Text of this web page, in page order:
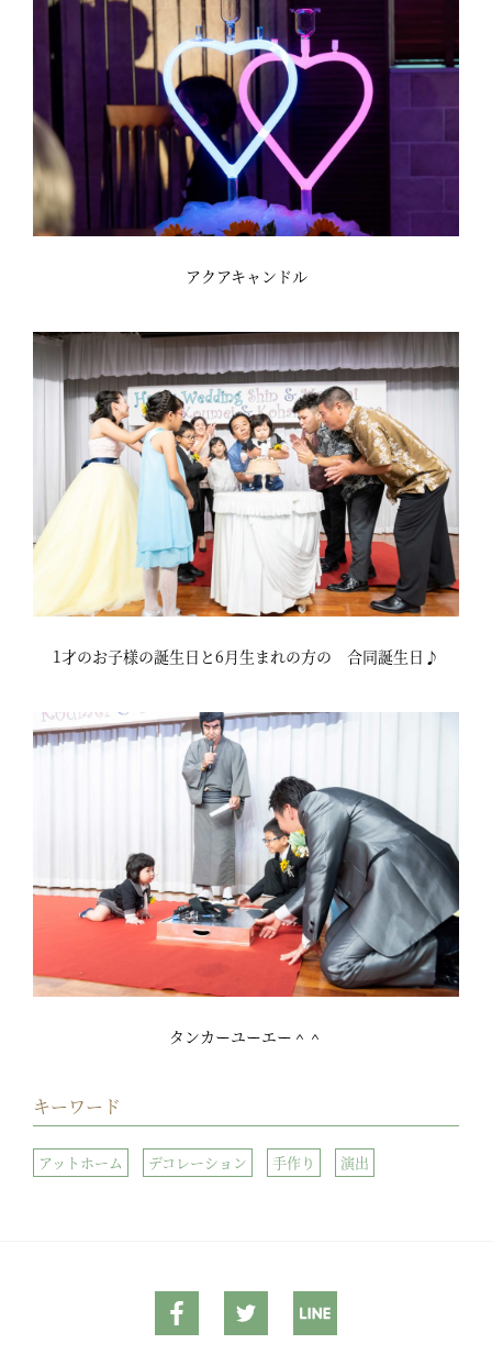
アクアキャンドル
1才のお子様の誕生日と6月生まれの方の 合同誕生日♪
タンカーユーエー＾＾
キーワード
アットホーム デコレーション 手作り 演出